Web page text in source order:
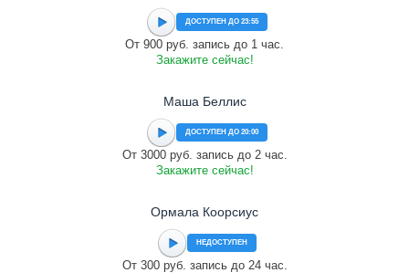
ДОСТУПЕН ДО 23:55
От 900 руб. запись до 1 час.
Закажите сейчас!
Маша Беллис
ДОСТУПЕН ДО 20:00
От 3000 руб. запись до 2 час.
Закажите сейчас!
Ормала Коорсиус
НЕДОСТУПЕН
От 300 руб. запись до 24 час.